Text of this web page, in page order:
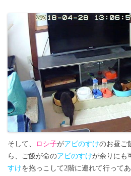
そして、 ロシ子がアビのすけのお昼ご
ら、ご飯が命のアビのすけが余りにも
すけを抱っこして2階に連れて行って